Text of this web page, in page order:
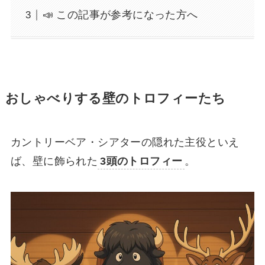
📣 この記事が参考になった方へ
おしゃべりする壁のトロフィーたち
カントリーベア・シアターの隠れた主役といえ
ば、壁に飾られた 3頭のトロフィー 。